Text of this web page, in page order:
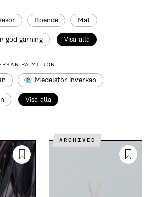
Boende Mat
god gärning Visa alla
PÄ MILJÖN
Medelstor inverkan
Visa alla
ARCHIVED